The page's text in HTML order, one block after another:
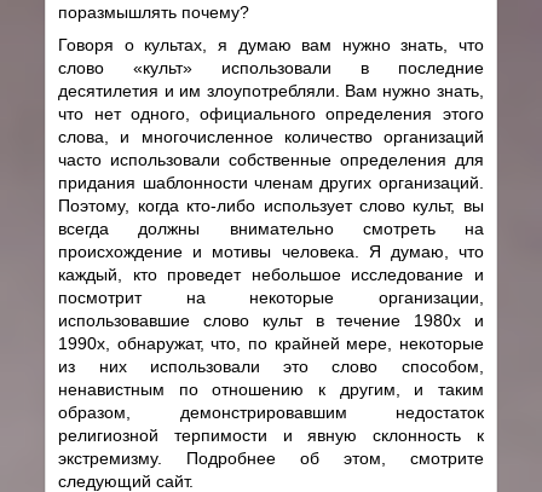
поразмышлять почему?
Говоря о культах, я думаю вам нужно знать, что
слово «культ» использовали в последние
десятилетия и им злоупотребляли. Вам нужно знать,
что нет одного, официального определения этого
слова, и многочисленное количество организаций
часто использовали собственные определения для
придания шаблонности членам других организаций.
Поэтому, когда кто-либо использует слово культ, вы
всегда должны внимательно смотреть на
происхождение и мотивы человека. Я думаю, что
каждый, кто проведет небольшое исследование и
посмотрит на некоторые организации,
использовавшие слово культ в течение 1980х и
1990х, обнаружат, что, по крайней мере, некоторые
из них использовали это слово способом,
ненавистным по отношению к другим, и таким
образом, демонстрировавшим недостаток
религиозной терпимости и явную склонность к
экстремизму. Подробнее об этом, смотрите
следующий сайт.